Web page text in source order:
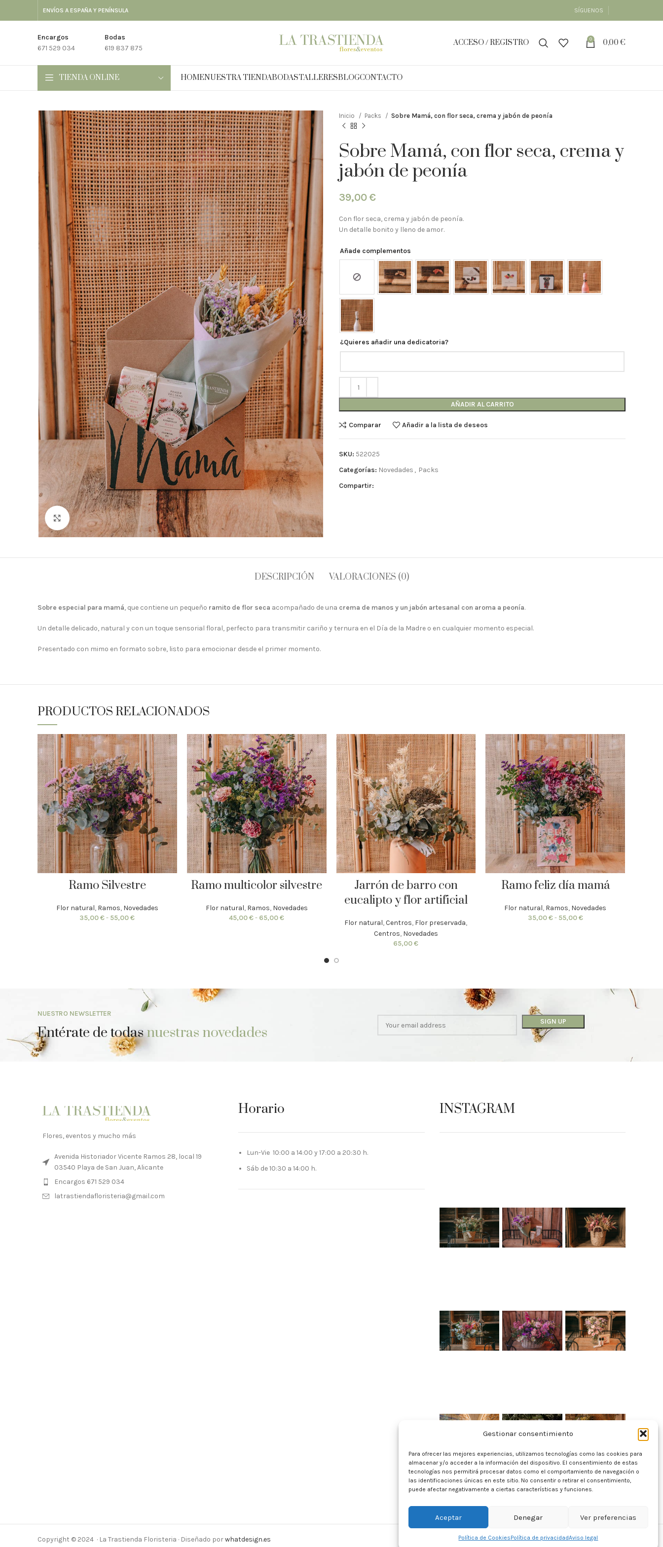
Gestionar consentimiento
Para ofrecer las mejores experiencias, utilizamos tecnologías como las cookies para
almacenar y/o acceder a la información del dispositivo. El consentimiento de estas
tecnologías nos permitirá procesar datos como el comportamiento de navegación o
las identificaciones únicas en este sitio. No consentir o retirar el consentimiento,
puede afectar negativamente a ciertas características y funciones.
Aceptar Denegar Ver preferencias
Política de CookiesPolítica de privacidadAviso legal
ENVÍOS A ESPAÑA Y PENÍNSULA SÍGUENOS
Encargos
671 529 034
Bodas
619 837 875
ACCESO / REGISTRO 0 0,00 €
TIENDA ONLINE HOMENUESTRA TIENDABODASTALLERESBLOGCONTACTO
Clic para ampliar
Inicio Packs Sobre Mamá, con flor seca, crema y jabón de peonía
Sobre Mamá, con flor seca, crema y
jabón de peonía
39,00 €
Con flor seca, crema y jabón de peonía.
Un detalle bonito y lleno de amor.
Añade complementos
¿Quieres añadir una dedicatoria?
AÑADIR AL CARRITO
Comparar Añadir a la lista de deseos
SKU: 522025
Categorías: Novedades , Packs
Compartir:
DESCRIPCIÓN VALORACIONES (0)
Sobre especial para mamá, que contiene un pequeño ramito de flor seca acompañado de una crema de manos y un jabón artesanal con aroma a peonía.
Un detalle delicado, natural y con un toque sensorial floral, perfecto para transmitir cariño y ternura en el Día de la Madre o en cualquier momento especial.
Presentado con mimo en formato sobre, listo para emocionar desde el primer momento.
PRODUCTOS RELACIONADOS
Ramo Silvestre
Flor natural, Ramos, Novedades
35,00€- 55,00€
Ramo multicolor silvestre
Flor natural, Ramos, Novedades
45,00€- 65,00€
Jarrón de barro con
eucalipto y flor artificial
Flor natural,Centros, Flor preservada,
Centros, Novedades
65,00€
Ramo feliz día mamá
Flor natural, Ramos, Novedades
35,00€- 55,00€
NUESTRO NEWSLETTER
Entérate de todasnuestras novedades
Flores, eventos y mucho más
Avenida Historiador Vicente Ramos 28, local 19
03540 Playa de San Juan, Alicante
Encargos 671 529 034
latrastiendafloristeria@gmail.com
Horario
Lun-Vie 10:00 a 14:00 y 17:00 a 20:30 h.
Sáb de 10:30 a 14:00 h.
INSTAGRAM
Copyright © 2024 · La Trastienda Floristeria · Diseñado porwhatdesign.es